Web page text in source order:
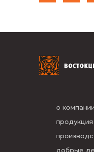
о компании
продукция
добрые